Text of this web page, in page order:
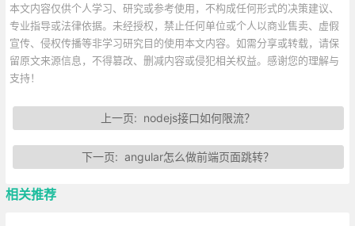
本文内容仅供个人学习、研究或参考使用，不构成任何形式的决策建议、
专业指导或法律依据。未经授权，禁止任何单位或个人以商业售卖、虚假
宣传、侵权传播等非学习研究目的使用本文内容。如需分享或转载，请保
留原文来源信息，不得篡改、删减内容或侵犯相关权益。感谢您的理解与
支持！
上一页: nodejs接口如何限流？
下一页:angular怎么做前端页面跳转？
相关推荐